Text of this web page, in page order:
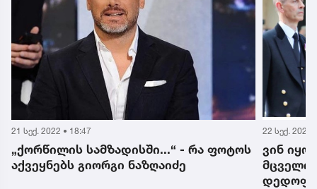
21 სექ. 2022 • 18:47
„ქორწილის სამზადისში...“ - რა ფოტოს
აქვეყნებს გიორგი ნაზღაიძე
22 სექ. 2022
ვინ იყო
მცველი